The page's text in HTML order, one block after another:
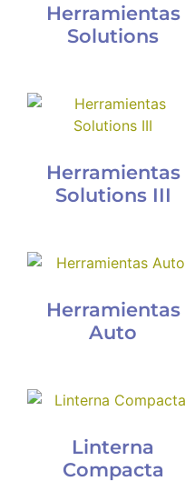
Herramientas
Solutions
Herramientas
Solutions III
Herramientas
Auto
Linterna
Compacta